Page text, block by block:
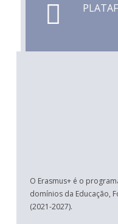
O Erasmus+ é o
domínios da Educação,
(2021-2027).